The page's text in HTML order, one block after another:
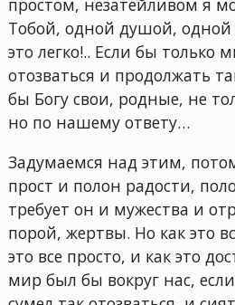
простом, незатейливом я
Тобой, одной душой,
это легко!.. Если бы только
отозваться и продолжать
бы Богу свои, родные, не
но по нашему ответу…
Задумаемся над этим,
прост и полон радости,
требует он и мужества и
порой, жертвы. Но как это
это все просто, и как это
мир был бы вокруг нас,